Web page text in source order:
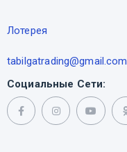
Лотерея
tabilgatrading@gmail.com
Социальные Сети: